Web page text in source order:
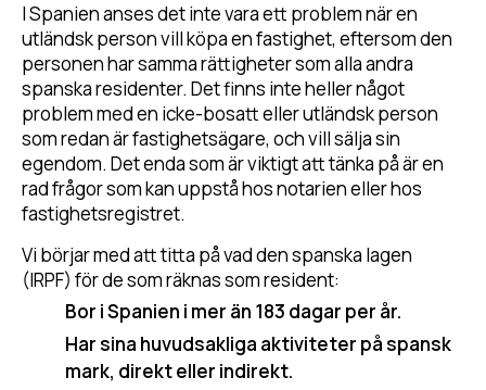
I Spanien anses det inte vara ett problem när en
utländsk person vill köpa en fastighet, eftersom den
personen har samma rättigheter som alla andra
spanska residenter. Det finns inte heller något
problem med en icke-bosatt eller utländsk person
som redan är fastighetsägare, och vill sälja sin
egendom. Det enda som är viktigt att tänka på är en
rad frågor som kan uppstå hos notarien eller hos
fastighetsregistret.
Vi börjar med att titta på vad den spanska lagen
(IRPF) för de som räknas som resident:
Bor i Spanien i mer än 183 dagar per år.
Har sina huvudsakliga aktiviteter på spansk
mark, direkt eller indirekt.